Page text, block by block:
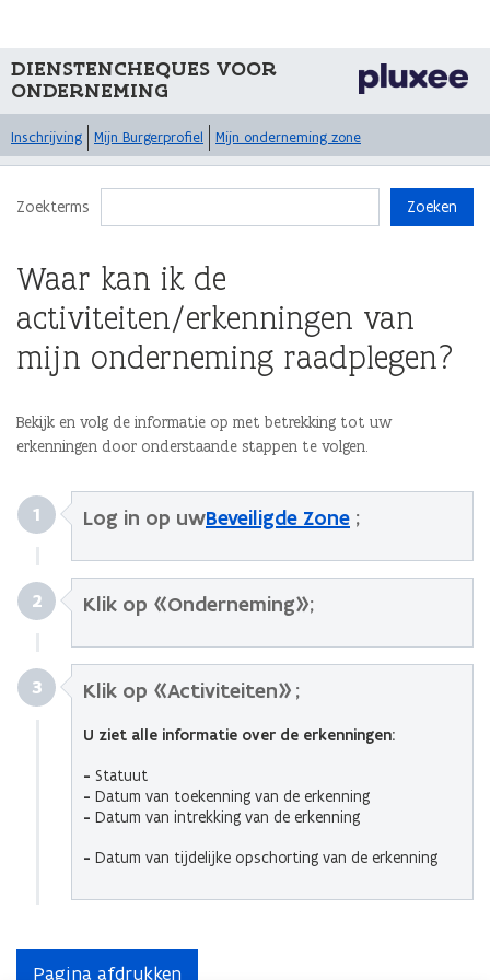
DIENSTENCHEQUES VOOR
ONDERNEMING
Inschrijving Mijn Burgerprofiel Mijn onderneming zone
Zoekterms Zoeken
Waar kan ik de
activiteiten/erkenningen van
mijn onderneming raadplegen?
Bekijk en volg de informatie op met betrekking tot uw
erkenningen door onderstaande stappen te volgen.
1 Log in op uwBeveiligde Zone ;
2 Klik op «Onderneming»;
3 Klik op «Activiteiten» ;
U ziet alle informatie over de erkenningen:
- Statuut
- Datum van toekenning van de erkenning
- Datum van intrekking van de erkenning
- Datum van tijdelijke opschorting van de erkenning
Pagina afdrukken